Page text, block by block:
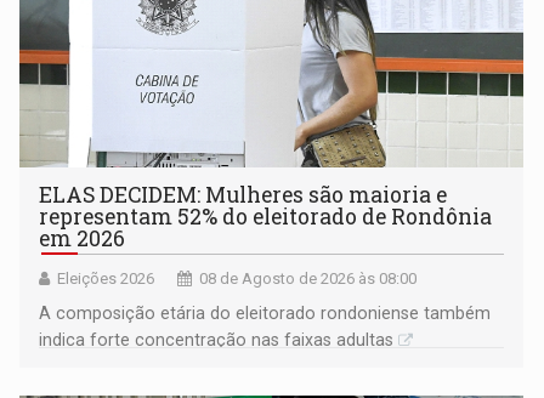
ELAS DECIDEM: Mulheres são maioria e
representam 52% do eleitorado de Rondônia
em 2026
Eleições 2026 08 de Agosto de 2026 às 08:00
A composição etária do eleitorado rondoniense também
indica forte concentração nas faixas adultas